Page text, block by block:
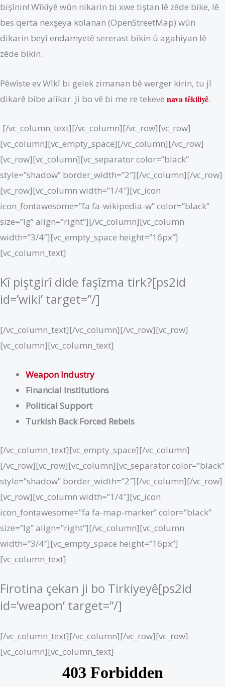
bişînin! Wîkîyê wûn nikarin bi xwe tiştan lê zêde bike, lê
bes qerta nexşeya kolanan (OpenStreetMap) wûn
dikarin beyî endamyetê sererast bikin û agahiyan lê
zêde bikin.
Pêwîste ev Wîkî bi gelek zimanan bê werger kirin, tu jî
dikarê bibe alîkar. Ji bo vê bi me re tekeve nava têkiliyê.
[/vc_column_text][/vc_column][/vc_row][vc_row]
[vc_column][vc_empty_space][/vc_column][/vc_row]
[vc_row][vc_column][vc_separator color=”black”
style=”shadow” border_width=”2″][/vc_column][/vc_row]
[vc_row][vc_column width=”1/4″][vc_icon
icon_fontawesome=”fa fa-wikipedia-w” color=”black”
size=”lg” align=”right”][/vc_column][vc_column
width=”3/4″][vc_empty_space height=”16px”]
[vc_column_text]
Kî piştgirî dide faşîzma tirk?[ps2id
id=’wiki’ target=”/]
[/vc_column_text][/vc_column][/vc_row][vc_row]
[vc_column][vc_column_text]
Weapon Industry
Financial Institutions
Political Support
Turkish Back Forced Rebels
[/vc_column_text][vc_empty_space][/vc_column]
[/vc_row][vc_row][vc_column][vc_separator color=”black”
style=”shadow” border_width=”2″][/vc_column][/vc_row]
[vc_row][vc_column width=”1/4″][vc_icon
icon_fontawesome=”fa fa-map-marker” color=”black”
size=”lg” align=”right”][/vc_column][vc_column
width=”3/4″][vc_empty_space height=”16px”]
[vc_column_text]
Firotina çekan ji bo Tirkiyeyê[ps2id
id=’weapon’ target=”/]
[/vc_column_text][/vc_column][/vc_row][vc_row]
[vc_column][vc_column_text]